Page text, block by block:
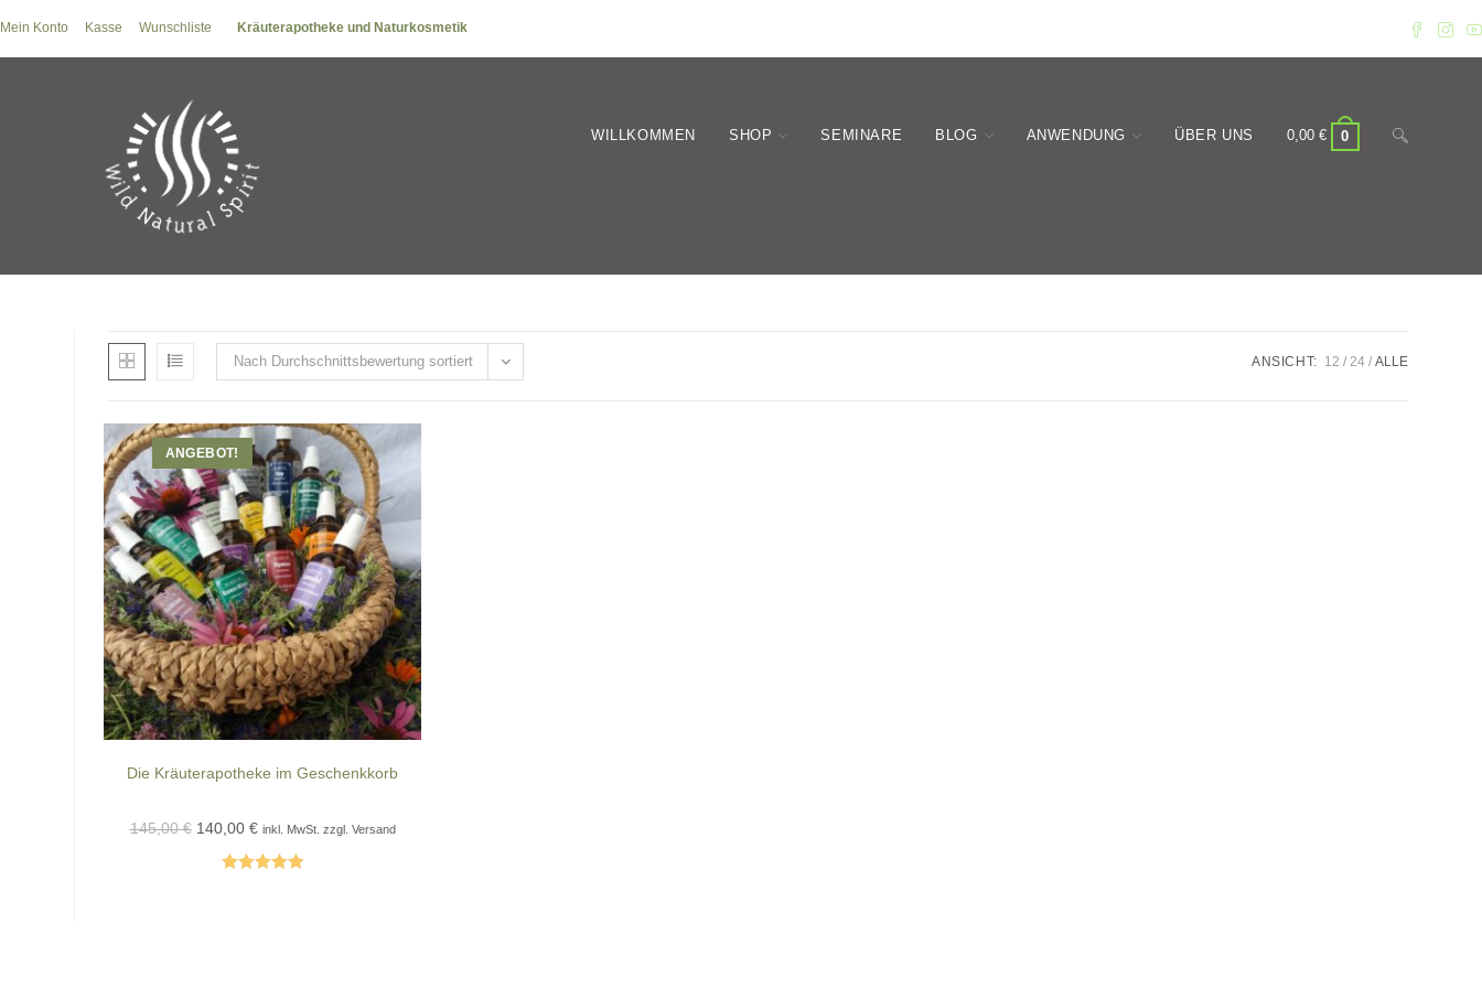
Mein Konto Kasse Wunschliste Kräuterapotheke und Naturkosmetik
WILLKOMMEN SHOP SEMINARE BLOG ANWENDUNG ÜBER UNS 0,00 € 0 Website-
Nach Durchschnittsbewertung sortiert ANSICHT: 12 24 ALLE
ANGEBOT!
Die Kräuterapotheke im Geschenkkorb
145,00€ Ursprünglicher
war:
145,00 €
140,00 €Aktueller
ist:
140,00 €.
inkl. MwSt. zzgl. Versand